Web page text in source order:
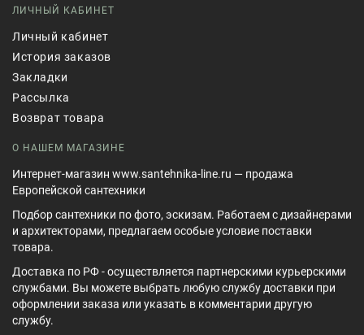
ЛИЧНЫЙ КАБИНЕТ
Личный кабинет
История заказов
Закладки
Рассылка
Возврат товара
О НАШЕМ МАГАЗИНЕ
Интернет-магазин www.santehnika-line.ru — продажа
Европейской сантехники
Подбор сантехники по фото, эскизам. Работаем с дизайнерами
и архитекторами, предлагаем особые условие поставки
товара.
Доставка по РФ - осуществляется партнерскими курьерскими
службами. Вы можете выбрать любую службу доставки при
оформлении заказа или указать в комментарии другую
службу.